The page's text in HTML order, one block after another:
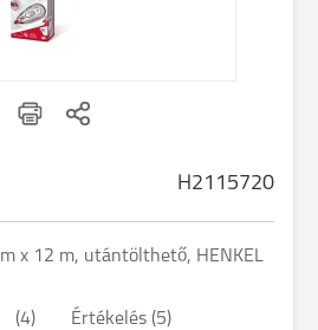
H2115720
x 12 m, utántölthető, HENKEL
(4) Értékelés (5)